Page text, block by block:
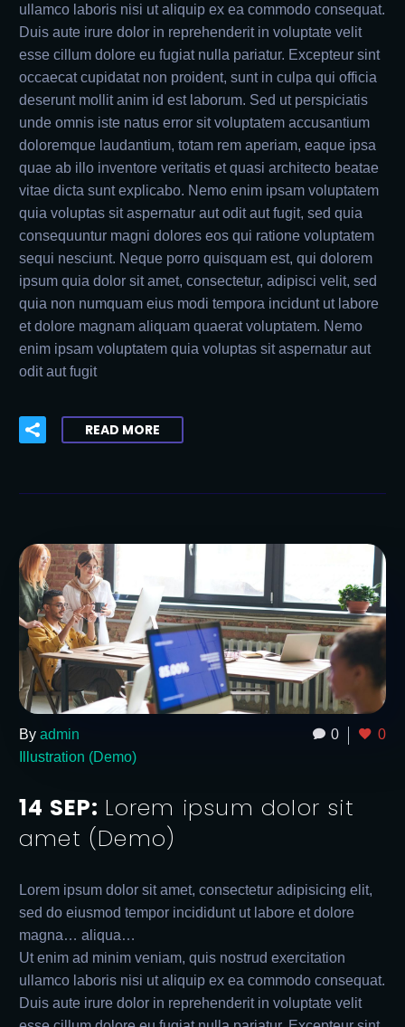
ullamco laboris nisi ut aliquip ex ea commodo consequat.
Duis aute irure dolor in reprehenderit in voluptate velit
esse cillum dolore eu fugiat nulla pariatur. Excepteur sint
occaecat cupidatat non proident, sunt in culpa qui officia
deserunt mollit anim id est laborum. Sed ut perspiciatis
unde omnis iste natus error sit voluptatem accusantium
doloremque laudantium, totam rem aperiam, eaque ipsa
quae ab illo inventore veritatis et quasi architecto beatae
vitae dicta sunt explicabo. Nemo enim ipsam voluptatem
quia voluptas sit aspernatur aut odit aut fugit, sed quia
consequuntur magni dolores eos qui ratione voluptatem
sequi nesciunt. Neque porro quisquam est, qui dolorem
ipsum quia dolor sit amet, consectetur, adipisci velit, sed
quia non numquam eius modi tempora incidunt ut labore
et dolore magnam aliquam quaerat voluptatem. Nemo
enim ipsam voluptatem quia voluptas sit aspernatur aut
odit aut fugit
READ MORE
0 0
By admin
Illustration (Demo)
14 SEP: Lorem ipsum dolor sit
amet (Demo)
Lorem ipsum dolor sit amet, consectetur adipisicing elit,
sed do eiusmod tempor incididunt ut labore et dolore
magna… aliqua…
Ut enim ad minim veniam, quis nostrud exercitation
ullamco laboris nisi ut aliquip ex ea commodo consequat.
Duis aute irure dolor in reprehenderit in voluptate velit